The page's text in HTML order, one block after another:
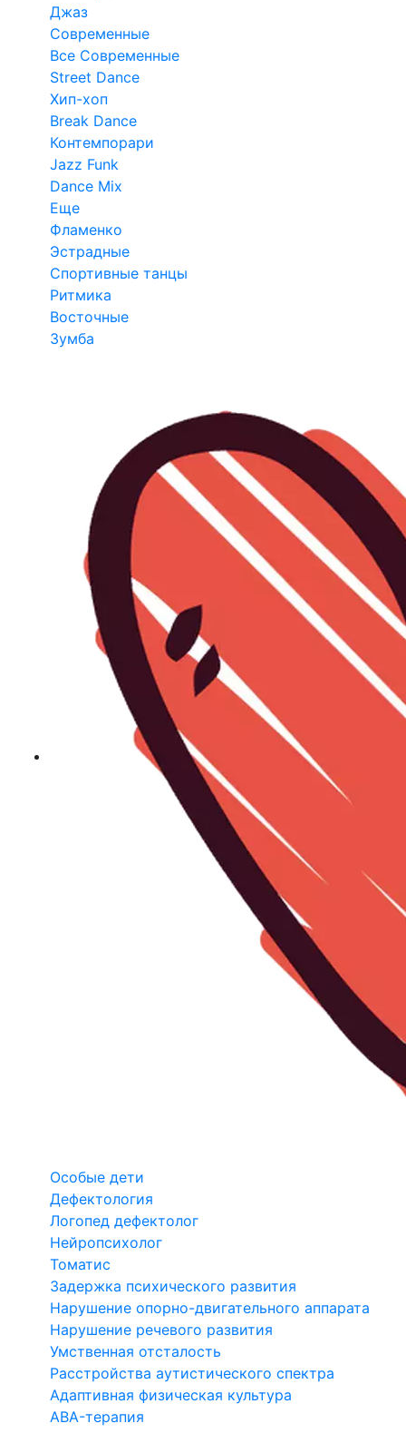
Джаз
Современные
Все Современные
Street Dance
Хип-хоп
Break Dance
Контемпорари
Jazz Funk
Dance Mix
Еще
Фламенко
Эстрадные
Спортивные танцы
Ритмика
Восточные
Зумба
Особые дети
Дефектология
Логопед дефектолог
Нейропсихолог
Томатис
Задержка психического развития
Нарушение опорно-двигательного аппарата
Нарушение речевого развития
Умственная отсталость
Расстройства аутистического спектра
Адаптивная физическая культура
ABA-терапия